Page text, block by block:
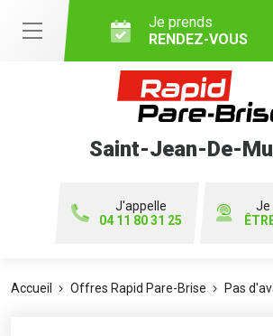
Je prends
RENDEZ-VOUS
Saint-Jean-De-
J'appelle
04 11 80 31 25
Je
Accueil Offres Rapid Pare-Brise Pas